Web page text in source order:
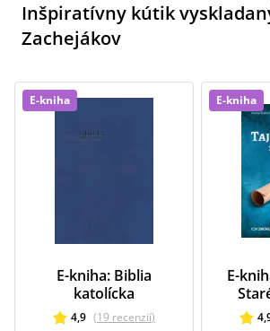
Inšpiratívny kútik
Zachejákov
E-kniha
E-kniha: Biblia
katolícka
4,9 (19 recenzií)
E-kniha
E-